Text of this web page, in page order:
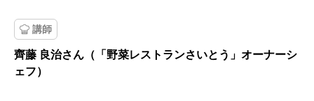
講師
齊藤 良治さん（「野菜レストランさいとう」オーナーシ
ェフ）